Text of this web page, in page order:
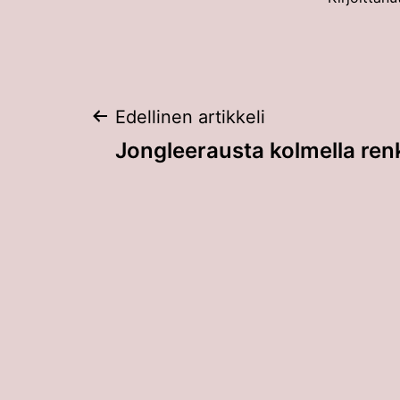
Artikkelien
Edellinen artikkeli
Jongleerausta kolmella